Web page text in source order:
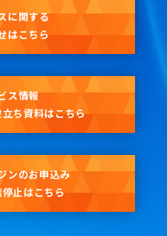
に関する
はこちら
ス情報
ち資料はこちら
ンのお申込み
止はこちら